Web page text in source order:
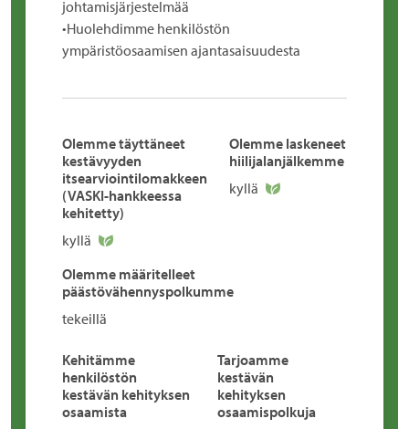
johtamisjärjestelmää
•Huolehdimme henkilöstön
ympäristöosaamisen ajantasaisuudesta
Olemme täyttäneet
kestävyyden
itsearviointilomakkeen
(VASKI-hankkeessa
kehitetty)
kyllä
Olemme laskeneet
hiilijalanjälkemme
kyllä
Olemme määritelleet
päästövähennyspolkumme
tekeillä
Kehitämme
henkilöstön
kestävän kehityksen
osaamista
Tarjoamme
kestävän
kehityksen
osaamispolkuja